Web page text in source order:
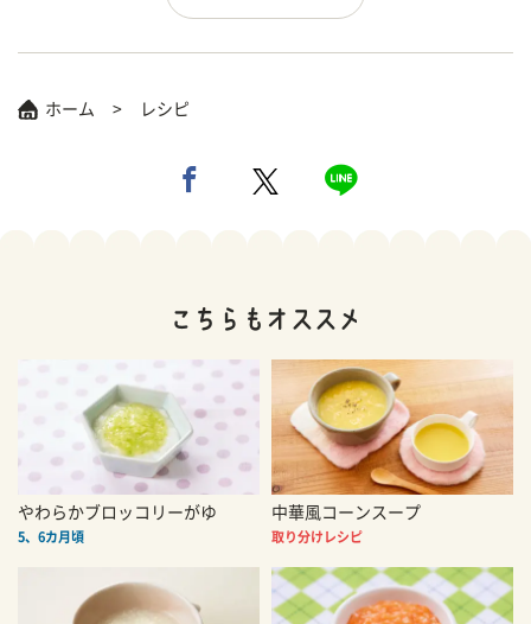
ホーム レシピ
やわらかブロッコリーがゆ
5、6カ月頃
中華風コーンスープ
取り分けレシピ